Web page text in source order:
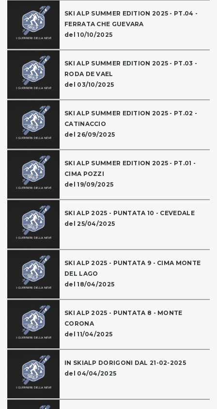
SKI ALP SUMMER EDITION 2025 - PT.04 -
FERRATA CHE GUEVARA
del 10/10/2025
SKI ALP SUMMER EDITION 2025 - PT.03 -
RODA DE VAEL
del 03/10/2025
SKI ALP SUMMER EDITION 2025 - PT.02 -
CATINACCIO
del 26/09/2025
SKI ALP SUMMER EDITION 2025 - PT.01 -
CIMA POZZI
del 19/09/2025
SKI ALP 2025 - PUNTATA 10 - CEVEDALE
del 25/04/2025
SKI ALP 2025 - PUNTATA 9 - CIMA MONTE
DEL LAGO
del 18/04/2025
SKI ALP 2025 - PUNTATA 8 - MONTE
CORONA
del 11/04/2025
IN SKIALP DORIGONI DAL 21-02-2025
del 04/04/2025